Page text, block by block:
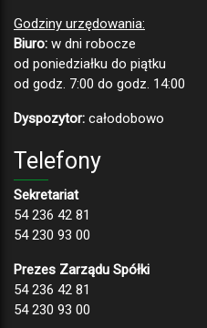
Godziny urzędowania:
Biuro: w dni robocze
od poniedziałku do piątku
od godz. 7:00 do godz. 14:00
Dyspozytor: całodobowo
Telefony
Sekretariat
54 236 42 81
54 230 93 00
Prezes Zarządu Spółki
54 236 42 81
54 230 93 00